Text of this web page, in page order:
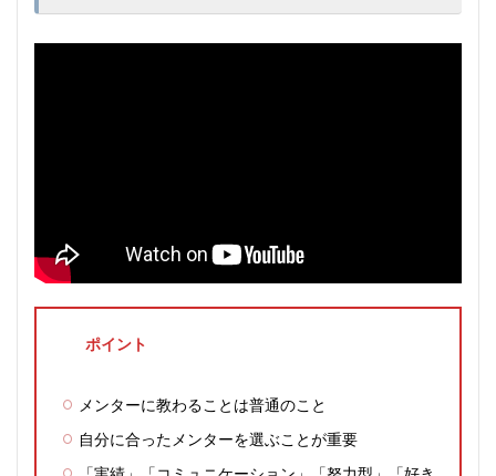
ポイント
メンターに教わることは普通のこと
自分に合ったメンターを選ぶことが重要